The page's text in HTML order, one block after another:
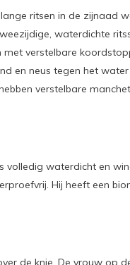
ritsen in de zijnaad
waterdichte
verstelbare
en neus tegen het
verstelbare
volledig waterdicht en
Hij heeft een
de knie. De vrouw op